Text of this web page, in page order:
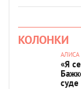
КОЛОНКИ
АЛИСА
«Я
суде